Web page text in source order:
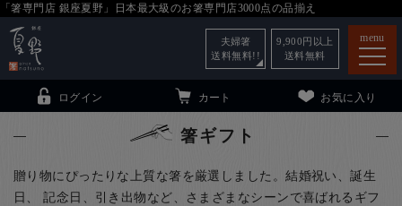
「箸専門店 銀座夏野」日本最大級のお箸専門店3000点の品揃え
menu
ログイン カート お気に入り
夫婦箸
送料無料!!
9,900 円以上
送料無料
箸ギフト
贈り物にぴったりな上質な箸を厳選しました。結婚祝い、誕生
日、 記念日、引き出物など、さまざまなシーンで喜ばれるギフ